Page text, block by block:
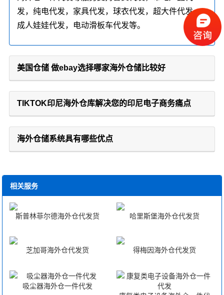
发，纯电代发，家具代发，球衣代发，超大件代发，
成人娃娃代发，电动滑板车代发等。
美国仓储 做ebay选择哪家海外仓储比较好
TIKTOK印尼海外仓库解决您的印尼电子商务痛点
海外仓储系统具有哪些优点
相关服务
斯普林菲尔德海外仓代发货 哈里斯堡海外仓代发货
芝加哥海外仓代发货 得梅因海外仓代发货
吸尘器海外仓一件代发